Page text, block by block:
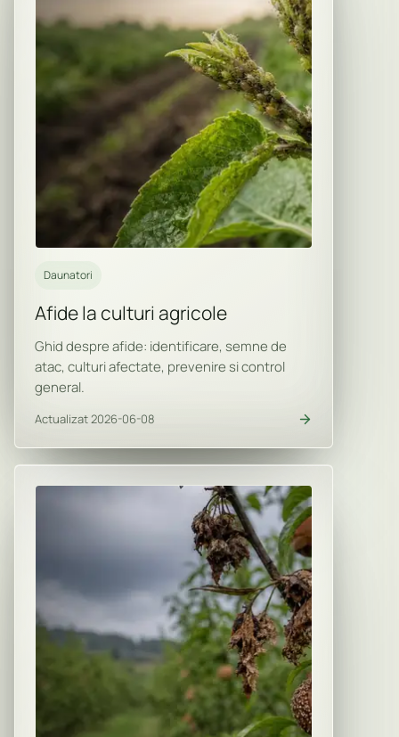
Daunatori
Afide la culturi agricole
Ghid despre afide: identificare, semne de
atac, culturi afectate, prevenire si control
general.
Actualizat 2026-06-08